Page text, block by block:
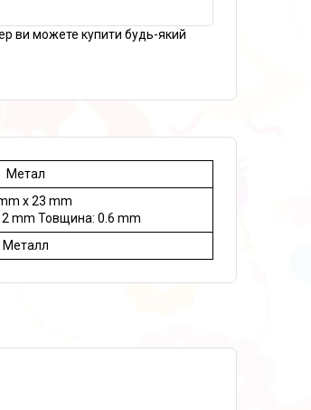
ви можете купити будь-який
Метал
x 23 mm
2 mm Товщина: 0.6 mm
Металл